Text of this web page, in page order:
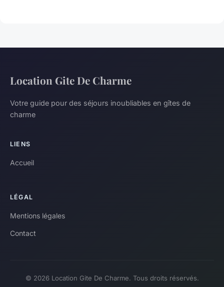
Location Gite De Charme
Votre guide pour des séjours inoubliables en gîtes de
charme
LIENS
Accueil
LÉGAL
Mentions légales
Contact
© 2026 Location Gite De Charme. Tous droits réservés.